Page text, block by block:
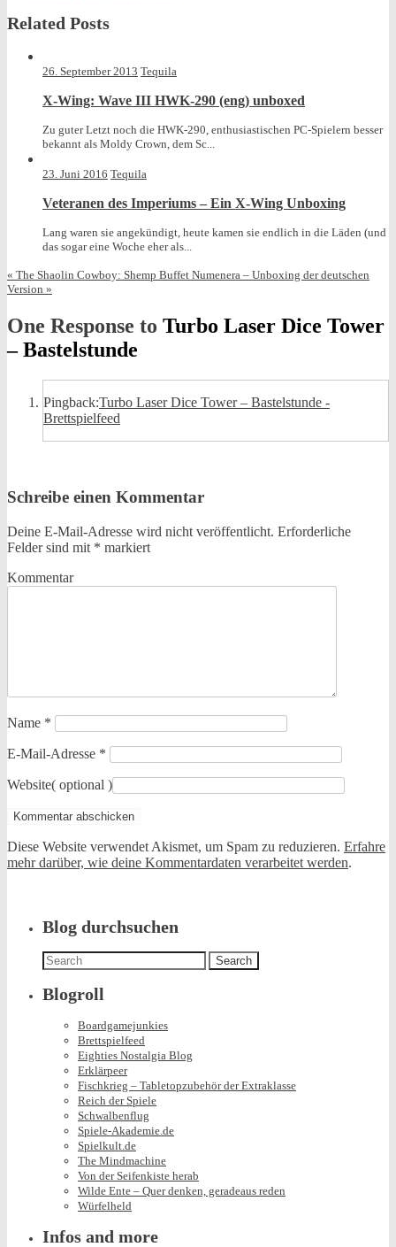
was
Related Posts
26. September 2013 Tequila
X-Wing: Wave III HWK-290 (eng) unboxed
Zu guter Letzt noch die HWK-290, enthusiastischen PC-Spielern besser
bekannt als Moldy Crown, dem Sc...
23. Juni 2016 Tequila
Veteranen des Imperiums – Ein X-Wing Unboxing
Lang waren sie angekündigt, heute kamen sie endlich in die Läden (und
das sogar eine Woche eher als...
« The Shaolin Cowboy: Shemp Buffet Numenera – Unboxing der deutschen
Version »
One Response to Turbo Laser Dice Tower
– Bastelstunde
Pingback:Turbo Laser Dice Tower – Bastelstunde -
Brettspielfeed
Schreibe einen Kommentar
Deine E-Mail-Adresse wird nicht veröffentlicht. Erforderliche
Felder sind mit * markiert
Kommentar
Name *
E-Mail-Adresse *
Website( optional )
Diese Website verwendet Akismet, um Spam zu reduzieren. Erfahre
mehr darüber, wie deine Kommentardaten verarbeitet werden.
Blog durchsuchen
Search
for:
Blogroll
Boardgamejunkies
Brettspielfeed
Eighties Nostalgia Blog
Erklärpeer
Fischkrieg – Tabletopzubehör der Extraklasse
Reich der Spiele
Schwalbenflug
Spiele-Akademie.de
Spielkult.de
The Mindmachine
Von der Seifenkiste herab
Wilde Ente – Quer denken, geradeaus reden
Würfelheld
Infos and more